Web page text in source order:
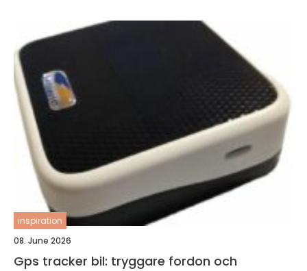
inspiration
08. June 2026
Gps tracker bil: tryggare fordon och